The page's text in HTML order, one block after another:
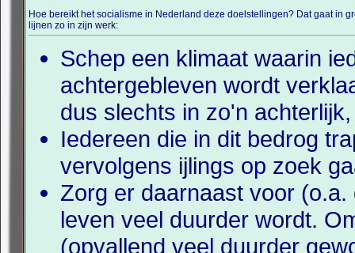
Hoe bereikt het socialisme in Nederland deze doelstellingen? Dat gaat in
lijnen zo in zijn werk:
Schep een klimaat waarin
achtergebleven wordt
dus slechts in zo'n
Iedereen die in dit bedrog
vervolgens ijlings op zoek
Zorg er daarnaast voor
leven veel duurder wordt.
(opvallend veel duurder